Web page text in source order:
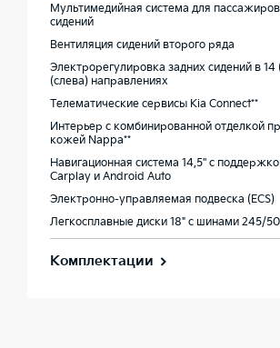
Мультимедийная система для
сидений
Вентиляция сидений второго ряда
Электрорегулировка задних сидений в 14
(слева) направлениях
Телематические сервисы Kia Connect**
Интерьер с комбинированной отделкой
кожей Nappa**
Навигационная система 14,5'' с
Carplay и Android Auto
Электронно-управляемая подвеска (ECS)
Легкосплавные диски 18" с шинами 245/50
Комплектации